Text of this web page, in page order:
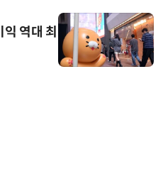
역대 최